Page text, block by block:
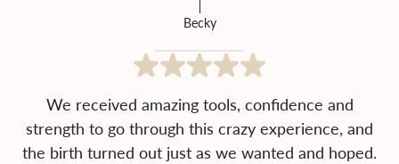
Becky
We received amazing tools, confidence and
strength to go through this crazy experience, and
the birth turned out just as we wanted and hoped.